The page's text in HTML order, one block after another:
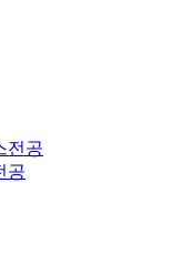
전공
공